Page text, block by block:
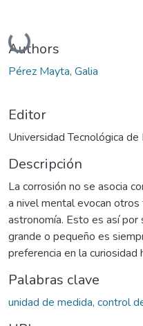
Cargando...
Authors
Pérez Mayta, Galia
Editor
Universidad Tecnológica de
Descripción
La corrosión no se asocia
a nivel mental evocan
astronomía. Esto es así
grande o pequeño es
preferencia en la curiosidad
Palabras clave
unidad de medida, control